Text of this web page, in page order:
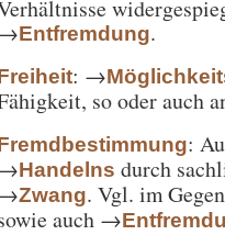
Entfremdung.
: →
so oder auch
:
Handelns durch
Zwang. Vgl. im
auch →